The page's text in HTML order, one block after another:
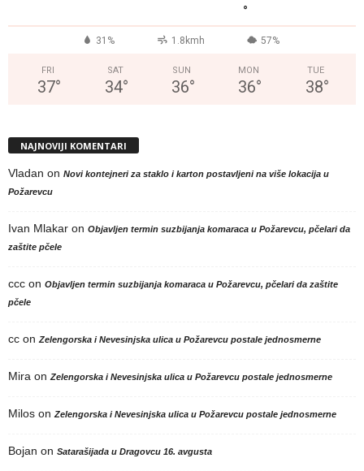
°
31% 1.8kmh 57%
FRI
37°
SAT
34°
SUN
36°
MON
36°
TUE
38°
NAJNOVIJI KOMENTARI
Vladan on Novi kontejneri za staklo i karton postavljeni na više lokacija u
Požarevcu
Ivan Mlakar on Objavljen termin suzbijanja komaraca u Požarevcu, pčelari da
zaštite pčele
ccc on Objavljen termin suzbijanja komaraca u Požarevcu, pčelari da zaštite
pčele
cc on Zelengorska i Nevesinjska ulica u Požarevcu postale jednosmerne
Mira on Zelengorska i Nevesinjska ulica u Požarevcu postale jednosmerne
Milos on Zelengorska i Nevesinjska ulica u Požarevcu postale jednosmerne
Bojan on Satarašijada u Dragovcu 16. avgusta